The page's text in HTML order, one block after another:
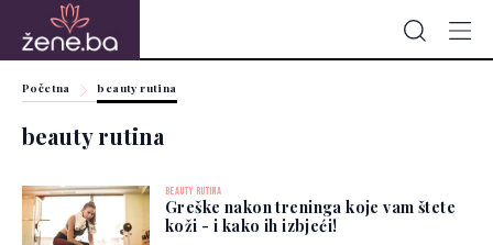
Početna beauty rutina
beauty rutina
BEAUTY RUTINA
Greške nakon treninga koje vam štete
koži - i kako ih izbjeći!